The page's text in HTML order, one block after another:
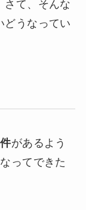
さて、そんな
どうなってい
があるよう
ってできた